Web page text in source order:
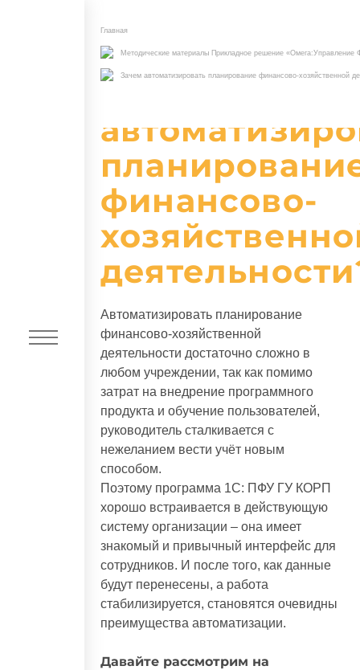
ПФУ
УФХД
ВУЗ
8 (800) 551-43-05
pfu@omegafuture.ru
191124,
Санкт-Петербург,
Синопская наб.,
д.52, А
© 2026 Omega
Главная
Методические материалы Прикладное решение
Зачем автоматизировать планирование финансово-хозяйственной
Зачем
финансово-
Автоматизировать планирование
финансово-хозяйственной
деятельности достаточно сложно в
любом учреждении, так как помимо
затрат на внедрение программного
продукта и обучение пользователей,
руководитель сталкивается с
нежеланием вести учёт новым
способом.
Поэтому программа 1С: ПФУ ГУ КОРП
хорошо встраивается в действующую
систему организации – она имеет
знакомый и привычный интерфейс для
сотрудников. И после того, как данные
будут перенесены, а работа
стабилизируется, становятся очевидны
преимущества автоматизации.
Давайте рассмотрим на